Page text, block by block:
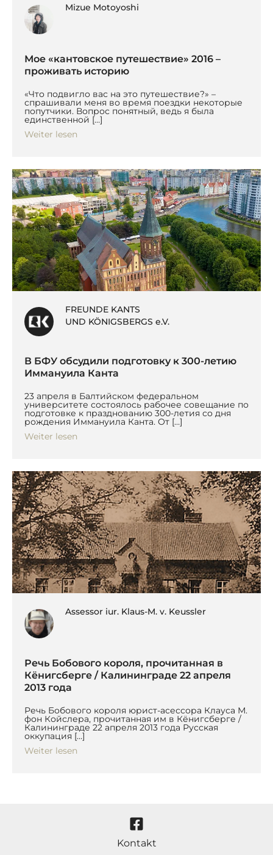
Mizue Motoyoshi
Мое «кантовское путешествие» 2016 –
проживать историю
«Что подвигло вас на это путешествие?» –
спрашивали меня во время поездки некоторые
попутчики. Вопрос понятный, ведь я была
единственной […]
Weiter lesen
FREUNDE KANTS
UND KÖNIGSBERGS e.V.
В БФУ обсудили подготовку к 300-летию
Иммануила Канта
23 апреля в Балтийском федеральном
университете состоялось рабочее совещание по
подготовке к празднованию 300-летия со дня
рождения Иммануила Канта. От […]
Weiter lesen
Assessor iur. Klaus-M. v. Keussler
Речь Бобового короля, прочитанная в
Кёнигсберге / Калининграде 22 апреля
2013 года
Речь Бобового короля юрист-асессора Клауса М.
фон Койслера, прочитанная им в Кёнигсберге /
Калининграде 22 апреля 2013 года Русская
оккупация […]
Weiter lesen
Kontakt